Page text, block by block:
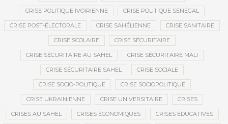
CRISE POLITIQUE IVOIRIENNE CRISE POLITIQUE SÉNÉGAL
CRISE POST-ÉLECTORALE CRISE SAHÉLIENNE CRISE SANITAIRE
CRISE SCOLAIRE CRISE SÉCURITAIRE
CRISE SÉCURITAIRE AU SAHEL CRISE SÉCURITAIRE MALI
CRISE SÉCURITAIRE SAHEL CRISE SOCIALE
CRISE SOCIO-POLITIQUE CRISE SOCIOPOLITIQUE
CRISE UKRAINIENNE CRISE UNIVERSITAIRE CRISES
CRISES AU SAHEL CRISES ÉCONOMIQUES CRISES ÉDUCATIVES